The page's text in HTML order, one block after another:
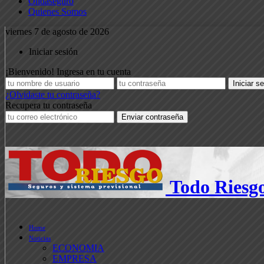
Quienes Somos
viernes 7 de agosto de 2026
Iniciar sesión
¡Bienvenido! Ingresa en tu cuenta
¿Olvidaste tu contraseña?
Recupera tu contraseña
Todo
Home
Noticias
ECONOMIA
EMPRESA